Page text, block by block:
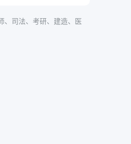
、司法、考研、建造、医